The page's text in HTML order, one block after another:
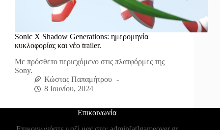
Sonic X Shadow Generations: ημερομηνία
κυκλοφορίας και νέο trailer.
Με πρόσθετο περιεχόμενο στις πλατφόρμες της
Sony.
Κώστας Παπαμήτρου
8 Ιουνίου, 2024
Επικοινωνία